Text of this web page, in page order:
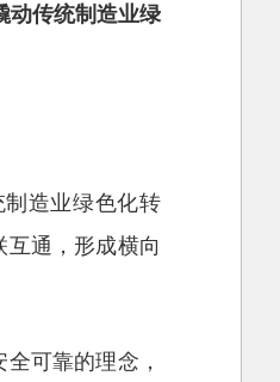
动传统制造业绿
造业绿色化转
通，形成横向
可靠的理念，